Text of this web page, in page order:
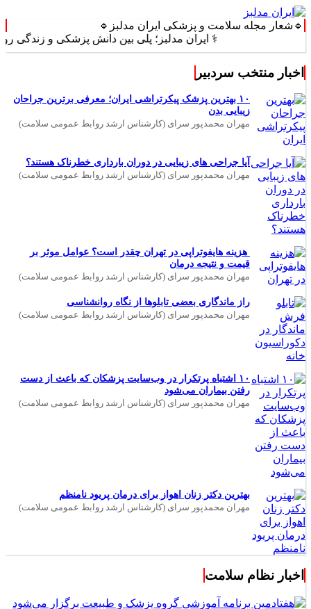
🔹شعار مجله سلامت و پزشکی ایران مدلبز🔹
⚕️ ایران مدلبز؛ پلی بین دانش پزشکی و زندگی روزمره ⚕️
اخبار منتخب سردبیر
۱۰ بهترین پزشک پیکرتراشی ایران؛ معرفی برترین جراحان
زیبایی بدن
مهران محمدپور سرای (کارشناس ارشد روابط عمومی سلامت)
آیا جراحی های زیبایی در دوران بارداری خطرناک هستند؟
مهران محمدپور سرای (کارشناس ارشد روابط عمومی سلامت)
هزینه هایفوتراپی در تهران چقدر است؟ عوامل موثر بر
قیمت و نتیجه درمان
مهران محمدپور سرای (کارشناس ارشد روابط عمومی سلامت)
راز ماندگاری بعضی تابلوها از نگاه روانشناسی
مهران محمدپور سرای (کارشناس ارشد روابط عمومی سلامت)
۱۰ اشتباه پرتکرار در وب‌سایت پزشکان که باعث از دست
رفتن بیماران می‌شود
مهران محمدپور سرای (کارشناس ارشد روابط عمومی سلامت)
بهترین دکتر زنان اهواز برای درمان پریود نامنظم
مهران محمدپور سرای (کارشناس ارشد روابط عمومی سلامت)
اخبار نظام سلامت